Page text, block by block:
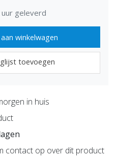
uur geleverd
winkelwagen
toevoegen
in huis
contact op over dit product